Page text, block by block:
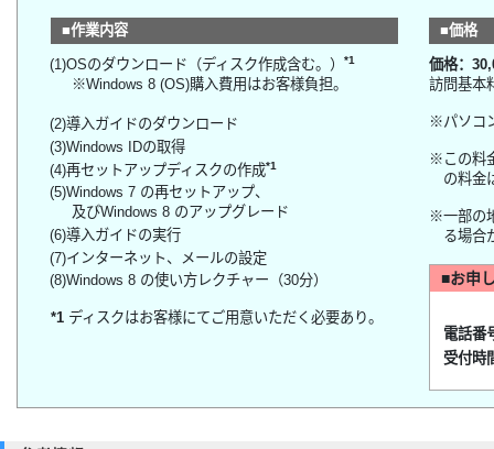
■作業内容
(1)OSのダウンロード（ディスク作成含む。） *1
※Windows 8 (OS)購入費用はお客様負担。
(2)導入ガイドのダウンロード
(3)Windows IDの取得
(4)再セットアップディスクの作成*1
(5)Windows 7 の再セットアップ、
及びWindows 8 のアップグレード
(6)導入ガイドの実行
(7)インターネット、メールの設定
(8)Windows 8 の使い方レクチャー（30分）
*1 ディスクはお客様にてご用意いただく必要あり。
■価格
価格：
訪問基本
※パソコ
※この料
の料金
※一部の
る場合
■お申
電話番
受付時